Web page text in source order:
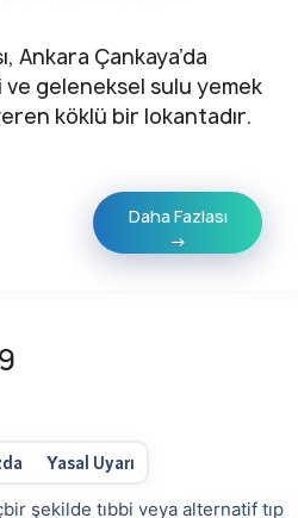
Ankara Çankaya’da
geleneksel sulu yemek
köklü bir lokantadır.
Daha Fazlası
→
Yasal Uyarı
şekilde tıbbi veya alternatif tıp